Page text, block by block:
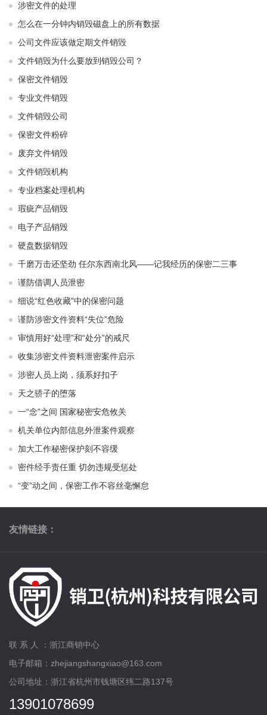
涉密文件的处理
怎么在一分钟内销毁磁盘上的所有数据
公司文件应该做定期文件销毁
文件销毁为什么要放到销毁公司？
保密文件销毁
专业文件销毁
文件销毁公司
保密文件粉碎
废弃文件销毁
文件销毁机构
专业档案处理机构
瑕疵产品销毁
电子产品销毁
硬盘数据销毁
千磨万击还坚劲 任尔东西南北风——记我经历的保密二三事
谨防借调人员泄密
细说“红色收藏”中的保密问题
谨防涉密文件资料“失位”危险
审慎用好“处理”和“处分”的戒尺
收集涉密文件资料泄密案件启示
涉密人员上岗，须系好扣子
天之骄子的堕落
一“念”之间 国家秘密安危攸关
机关单位内部信息外泄案件观察
加大工作秘密保护刻不容缓
密件经手责任重 切勿违规受惩处
“变”动之间，保密工作不容丝毫懈怠
友情链接：
联 系 人 ：浙江商销中心
电子邮箱：zhejiangshangxiao@163.com
公司地址：浙江省杭州市钱塘区纬二路137号
13901078699